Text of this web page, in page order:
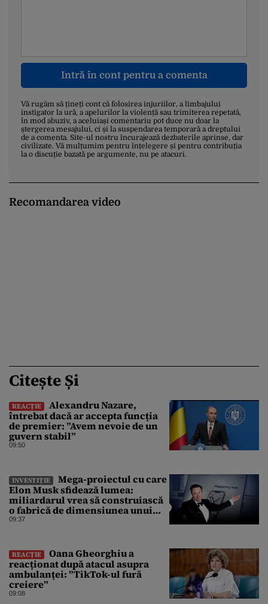
Intră în cont pentru a comenta
Vă rugăm să țineți cont că folosirea injuriilor, a limbajului
instigator la ură, a apelurilor la violență sau trimiterea repetată,
în mod abuziv, a aceluiași comentariu pot duce nu doar la
ștergerea mesajului, ci și la suspendarea temporară a dreptului
de a comenta. Site-ul nostru încurajează dezbaterile aprinse, dar
civilizate. Vă mulțumim pentru înțelegere și pentru contribuția
la o discuție bazată pe argumente, nu pe atacuri.
Recomandarea video
Citește Și
REACȚIE
Alexandru Nazare,
întrebat dacă ar accepta funcția
de premier: ”Avem nevoie de un
guvern stabil”
09:50
INVESTIȚIE
Mega-proiectul cu care
Elon Musk sfidează lumea:
miliardarul vrea să construiască
o fabrică de dimensiunea unui
oraș
09:37
REACȚIE
Oana Gheorghiu a
reacționat după atacul asupra
ambulanței: ”TikTok-ul fură
creiere”
09:08